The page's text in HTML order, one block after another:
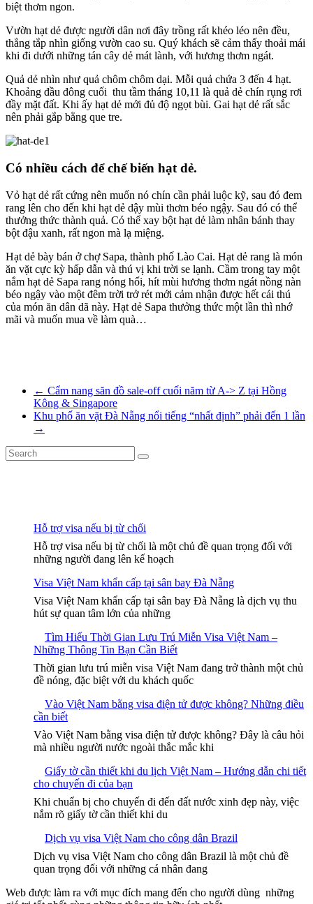
biệt thơm ngon.
Vườn hạt dẻ được người dân nơi đây trồng rất khéo léo nên đều,
thẳng tắp nhìn giống vườn cao su. Quý khách sẽ cảm thấy thoải mái
khi đi dưới những tán cây dẻ mát lành, với hương thơm ngát.
Quả dẻ nhìn như quả chôm chôm dại. Mỗi quả chứa 3 đến 4 hạt.
Khoảng đầu đông cuối thu tầm tháng 10,11 là quả dẻ chín rụng rơi
đầy mặt đất. Khi ấy hạt dẻ mới đủ độ ngọt bùi. Gai hạt dẻ rất sắc
nên phải gắp bằng que tre.
Có nhiều cách để chế biến hạt dẻ.
Vỏ hạt dẻ rất cứng nên muốn nó chín cần phải luộc kỹ, sau đó đem
rang lên cho đến khi hạt dẻ dậy mùi thơm béo ngậy. Sau đó có thể
thưởng thức thành quả. Có thể xay bột hạt dẻ làm nhân bánh thay
bột đậu xanh, rất ngon mà lạ miệng.
Hạt dẻ bày bán ở chợ Sapa, thành phố Lào Cai. Hạt dẻ rang là món
ăn vặt cực kỳ hấp dẫn và thú vị khi trời se lạnh. Cầm trong tay một
nắm hạt dẻ Sapa rang nóng hổi, hít mùi hương thơm ngát nồng nàn
béo ngậy vào một đêm trời trở rét mới cảm nhận được hết cái thú
của món ăn dân dã này. Hạt dẻ Sapa thưởng thức một lần thì nhớ
mãi và muốn mua về làm quà…
← Cẩm nang săn đồ sale-off cuối năm từ A-> Z tại Hồng
Kông & Singapore
Khu phố ăn vặt Đà Nẵng nổi tiếng “nhất định” phải đến 1 lần
→
Hỗ trợ visa nếu bị từ chối
Hỗ trợ visa nếu bị từ chối là một chủ đề quan trọng đối với
những người đang lên kế hoạch
Visa Việt Nam khẩn cấp tại sân bay Đà Nẵng
Visa Việt Nam khẩn cấp tại sân bay Đà Nẵng là dịch vụ thu
hút sự quan tâm lớn của những
Tìm Hiểu Thời Gian Lưu Trú Miễn Visa Việt Nam –
Những Thông Tin Bạn Cần Biết
Thời gian lưu trú miễn visa Việt Nam đang trở thành một chủ
đề nóng, đặc biệt với du khách quốc
Vào Việt Nam bằng visa điện tử được không? Những điều
cần biết
Vào Việt Nam bằng visa điện tử được không? Đây là câu hỏi
mà nhiều người nước ngoài thắc mắc khi
Giấy tờ cần thiết khi du lịch Việt Nam – Hướng dẫn chi tiết
cho chuyến đi của bạn
Khi chuẩn bị cho chuyến đi đến đất nước xinh đẹp này, việc
nắm rõ giấy tờ cần thiết khi du
Dịch vụ visa Việt Nam cho công dân Brazil
Dịch vụ visa Việt Nam cho công dân Brazil là một chủ đề
quan trọng đối với những cá nhân đang
Web được làm ra với mục đích mang đến cho người dùng những